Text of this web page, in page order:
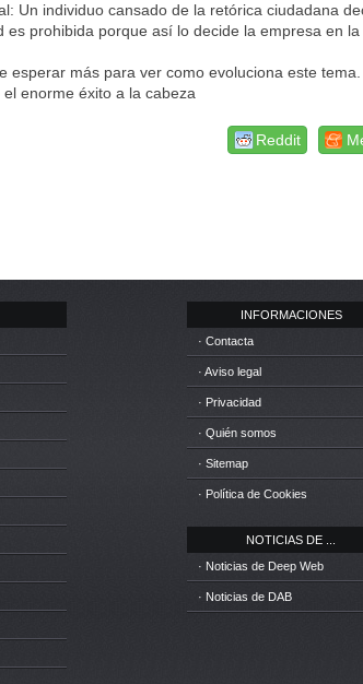
Un individuo cansado de la retórica ciudadana
es prohibida porque así lo decide la empresa en la
esperar más para ver como evoluciona este
enorme éxito a la cabeza
Reddit
INFORMACIONES
· Contacta
· Aviso legal
· Privacidad
· Quién somos
· Sitemap
· Política de Cookies
NOTICIAS DE ...
· Noticias de Deep Web
· Noticias de DAB